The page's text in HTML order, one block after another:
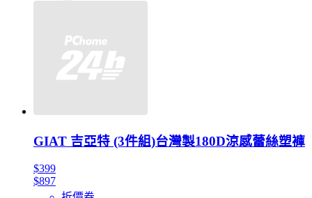
GIAT 吉亞特 (3件組)台灣製180D涼感蕾絲塑褲
$399
$897